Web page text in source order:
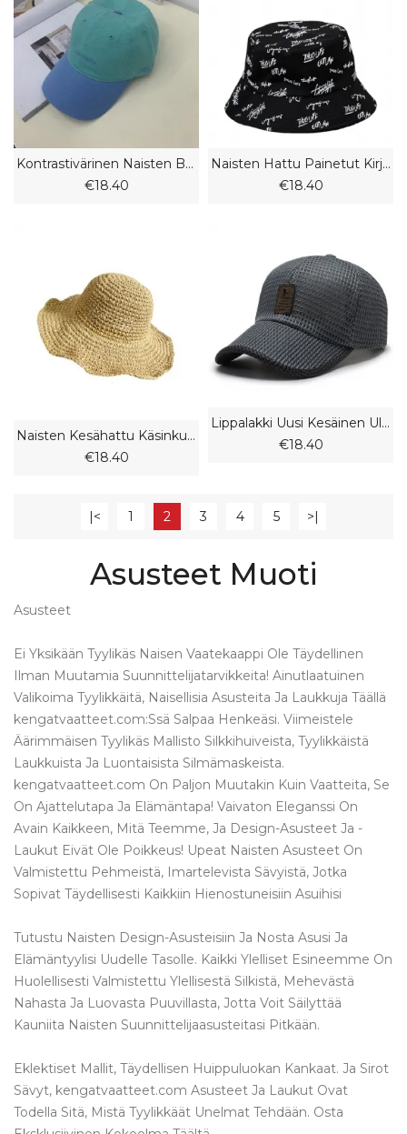
Kontrastivärinen Naisten Baseball-Lippis Kesäksi Vuodelta 2023. Uusi Muoti Huippulaki
€18.40
Naisten Hattu Painetut Kirjaimet Brodeerattu Kalastajahattu Rento Kaksipuolinen Aurinkosuojahattu Miehille
€18.40
Naisten Kesähattu Käsinkudottu Olkihattu Kevään Ja Syksyn Ulkona Rantahattu Taitettava
€18.40
Lippalakki Uusi Kesäinen Ulkokalastus Hengittävä Isoverkko Rento Trendikäs Aurinkohattu
€18.40
|< 1 2 3 4 5 >|
Asusteet Muoti
Asusteet
Ei Yksikään Tyylikäs Naisen Vaatekaappi Ole Täydellinen
Ilman Muutamia Suunnittelijatarvikkeita! Ainutlaatuinen
Valikoima Tyylikkäitä, Naisellisia Asusteita Ja Laukkuja Täällä
kengatvaatteet.com:Ssä Salpaa Henkeäsi. Viimeistele
Äärimmäisen Tyylikäs Mallisto Silkkihuiveista, Tyylikkäistä
Laukkuista Ja Luontaisista Silmämaskeista.
kengatvaatteet.com On Paljon Muutakin Kuin Vaatteita, Se
On Ajattelutapa Ja Elämäntapa! Vaivaton Eleganssi On
Avain Kaikkeen, Mitä Teemme, Ja Design-Asusteet Ja -
Laukut Eivät Ole Poikkeus! Upeat Naisten Asusteet On
Valmistettu Pehmeistä, Imartelevista Sävyistä, Jotka
Sopivat Täydellisesti Kaikkiin Hienostuneisiin Asuihisi
Tutustu Naisten Design-Asusteisiin Ja Nosta Asusi Ja
Elämäntyylisi Uudelle Tasolle. Kaikki Ylelliset Esineemme On
Huolellisesti Valmistettu Ylellisestä Silkistä, Mehevästä
Nahasta Ja Luovasta Puuvillasta, Jotta Voit Säilyttää
Kauniita Naisten Suunnittelijaasusteitasi Pitkään.
Eklektiset Mallit, Täydellisen Huippuluokan Kankaat. Ja Sirot
Sävyt, kengatvaatteet.com Asusteet Ja Laukut Ovat
Todella Sitä, Mistä Tyylikkäät Unelmat Tehdään. Osta